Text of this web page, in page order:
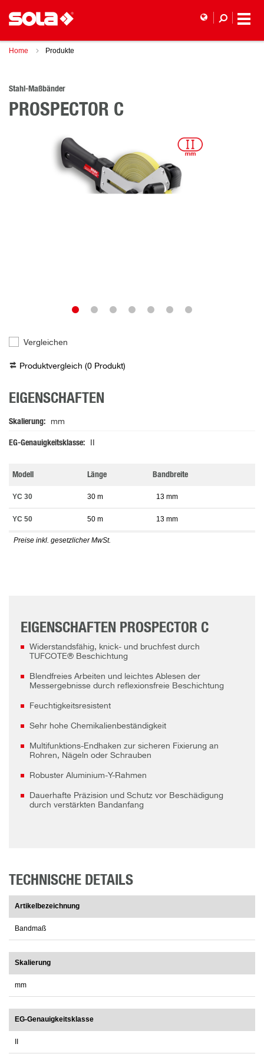
Home Produkte
Stahl-Maßbänder
PROSPECTOR C
Vergleichen
Produktvergleich (0 Produkt)
EIGENSCHAFTEN
Skalierung mm
EG-Genauigkeitsklasse
Modell Länge Bandbreite
YC 30 30 m 13 mm
YC 50 50 m 13 mm
Preise inkl. gesetzlicher MwSt.
EIGENSCHAFTEN PROSPECTOR C
Widerstandsfähig, knick- und bruchfest durch
TUFCOTE® Beschichtung
Blendfreies Arbeiten und leichtes Ablesen der
Messergebnisse durch reflexionsfreie Beschichtung
Feuchtigkeitsresistent
Sehr hohe Chemikalienbeständigkeit
Multifunktions-Endhaken zur sicheren Fixierung an
Rohren, Nägeln oder Schrauben
Robuster Aluminium-Y-Rahmen
Dauerhafte Präzision und Schutz vor Beschädigung
durch verstärkten Bandanfang
TECHNISCHE DETAILS
Artikelbezeichnung
Bandmaß
Skalierung
mm
EG-Genauigkeitsklasse